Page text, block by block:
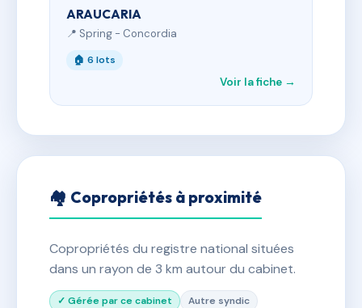
ARAUCARIA
📍 Spring - Concordia
🏠 6 lots
Voir la fiche →
🏘 Copropriétés à proximité
Copropriétés du registre national situées
dans un rayon de 3 km autour du cabinet.
✓ Gérée par ce cabinet Autre syndic